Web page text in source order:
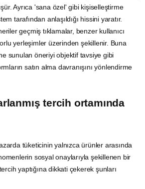
Ayrıca 'sana özel' gibi kişiselleştirme
tarafından anlaşıldığı hissini yaratır.
geçmiş tıklamalar, benzer kullanıcı
yerleşimler üzerinden şekillenir. Buna
sunulan öneriyi objektif tavsiye gibi
satın alma davranışını yönlendirme
tercih ortamında
tüketicinin yalnızca ürünler arasında
sosyal onaylarıyla şekillenen bir
yaptığına dikkati çekerek şunları